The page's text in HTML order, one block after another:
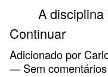
A disciplina
Continuar
Adicionado por
— Sem comentários